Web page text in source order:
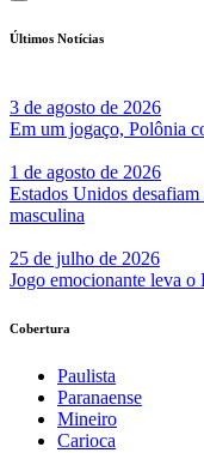
Últimos Notícias
3 de agosto de 2026
Em um jogaço, Polônia
1 de agosto de 2026
Estados Unidos
masculina
25 de julho de 2026
Jogo emocionante leva
Cobertura
Paulista
Paranaense
Mineiro
Carioca